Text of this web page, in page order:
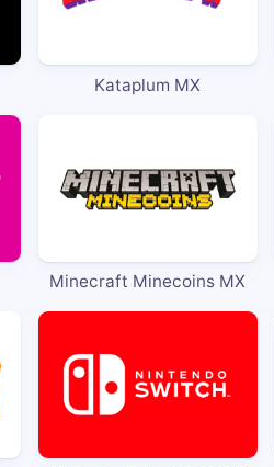
Kataplum MX
Minecraft Minecoins MX